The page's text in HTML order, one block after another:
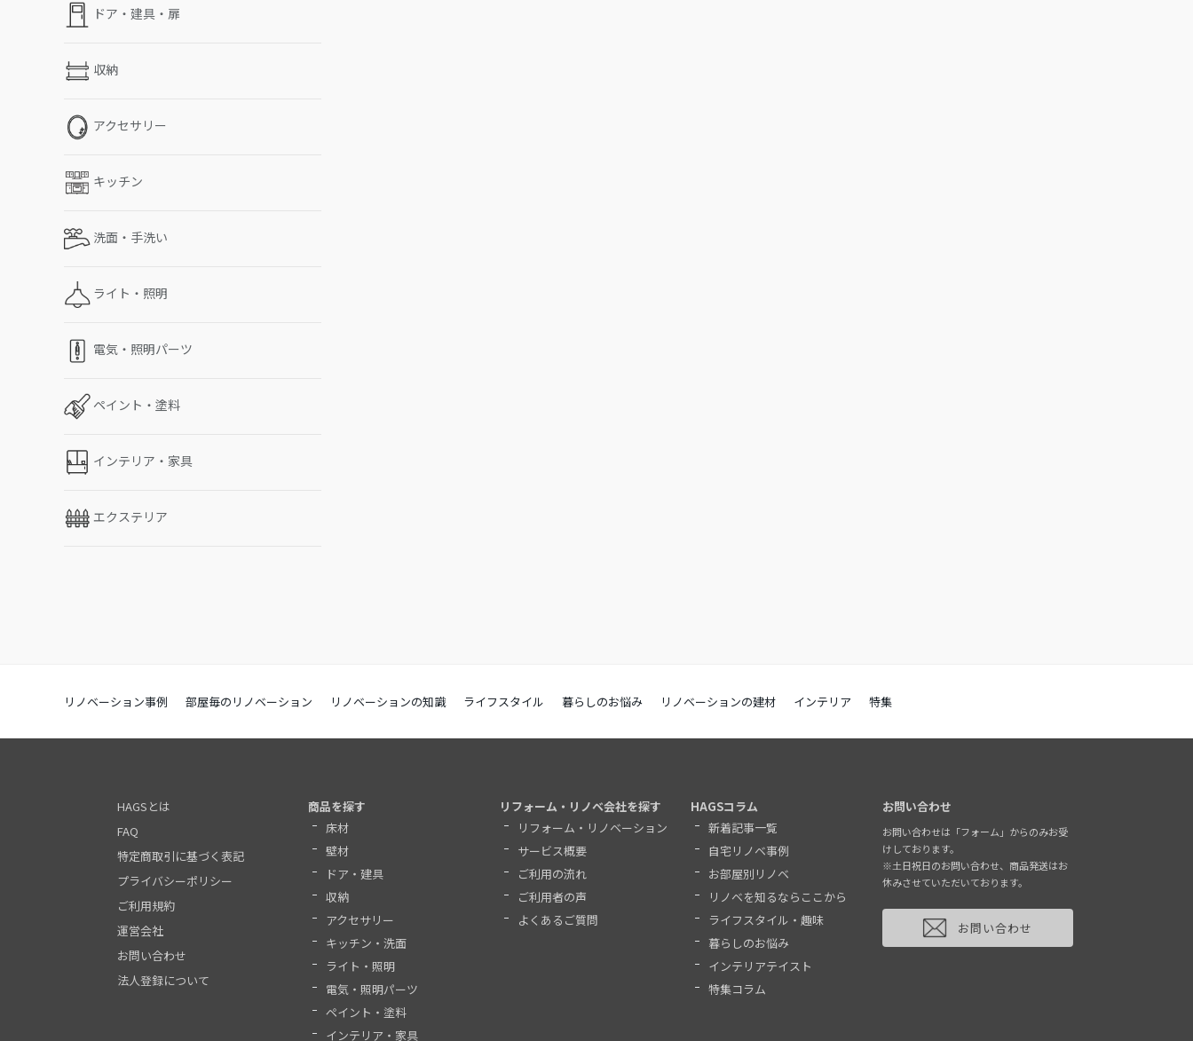
ドア・建具・扉
収納
アクセサリー
キッチン
洗面・手洗い
ライト・照明
電気・照明パーツ
ペイント・塗料
インテリア・家具
エクステリア
リノベーション事例 部屋毎のリノベーション リノベーションの知識 ライフスタイル 暮らしのお悩み リノベーションの建材 インテリア 特集
HAGSとは
FAQ
特定商取引に基づく表記
プライバシーポリシー
ご利用規約
運営会社
お問い合わせ
法人登録について
商品を探す
床材
壁材
ドア・建具
収納
アクセサリー
キッチン・洗面
ライト・照明
電気・照明パーツ
ペイント・塗料
インテリア・家具
リフォーム・リノベ会社を探す
リフォーム・リノベーション
サービス概要
ご利用の流れ
ご利用者の声
よくあるご質問
HAGSコラム
新着記事一覧
自宅リノベ事例
お部屋別リノベ
リノベを知るならここから
ライフスタイル・趣味
暮らしのお悩み
インテリアテイスト
特集コラム
お問い合わせ
お問い合わせは「フォーム」からのみお受
けしております。
※土日祝日のお問い合わせ、商品発送はお
休みさせていただいております。
お問い合わせ